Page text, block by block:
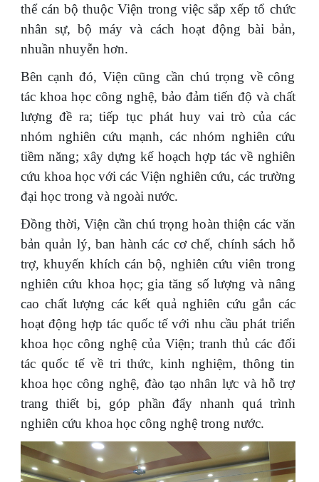
thể cán bộ thuộc Viện trong việc sắp xếp tổ chức
nhân sự, bộ máy và cách hoạt động bài bản,
nhuần nhuyễn hơn.
Bên cạnh đó, Viện cũng cần chú trọng về công
tác khoa học công nghệ, bảo đảm tiến độ và chất
lượng đề ra; tiếp tục phát huy vai trò của các
nhóm nghiên cứu mạnh, các nhóm nghiên cứu
tiềm năng; xây dựng kế hoạch hợp tác về nghiên
cứu khoa học với các Viện nghiên cứu, các trường
đại học trong và ngoài nước.
Đồng thời, Viện cần chú trọng hoàn thiện các văn
bản quản lý, ban hành các cơ chế, chính sách hỗ
trợ, khuyến khích cán bộ, nghiên cứu viên trong
nghiên cứu khoa học; gia tăng số lượng và nâng
cao chất lượng các kết quả nghiên cứu gắn các
hoạt động hợp tác quốc tế với nhu cầu phát triển
khoa học công nghệ của Viện; tranh thủ các đối
tác quốc tế về tri thức, kinh nghiệm, thông tin
khoa học công nghệ, đào tạo nhân lực và hỗ trợ
trang thiết bị, góp phần đẩy nhanh quá trình
nghiên cứu khoa học công nghệ trong nước.